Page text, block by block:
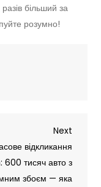
більший за
розумно!
Next
Post
Next
відкликання
600 тисяч авто з
збоєм — яка